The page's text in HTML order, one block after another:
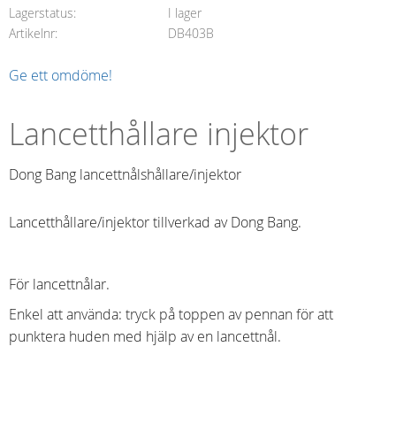
Lagerstatus
I lager
Artikelnr
DB403B
Ge ett omdöme!
Lancetthållare injektor
Dong Bang lancettnålshållare/injektor
Lancetthållare/injektor tillverkad av Dong Bang.
För lancettnålar.
Enkel att använda: tryck på toppen av pennan för att
punktera huden med hjälp av en lancettnål.